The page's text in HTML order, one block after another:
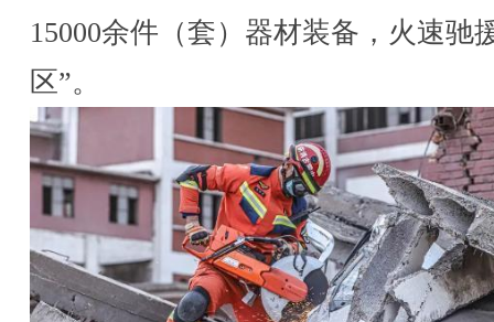
15000余件（套）器材装备，火速驰
区”。